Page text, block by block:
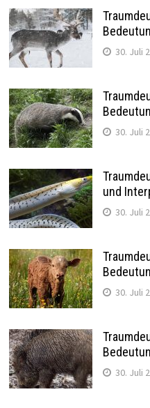
30. Juli
30. Juli
und
30. Juli
30. Juli
30. Juli